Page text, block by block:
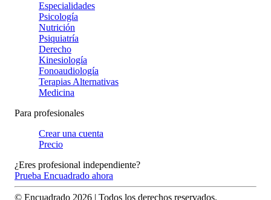
Especialidades
Psicología
Nutrición
Psiquiatría
Derecho
Kinesiología
Fonoaudiología
Terapias Alternativas
Medicina
Para profesionales
Crear una cuenta
Precio
¿Eres profesional independiente?
Prueba Encuadrado ahora
© Encuadrado 2026 | Todos los derechos reservados.